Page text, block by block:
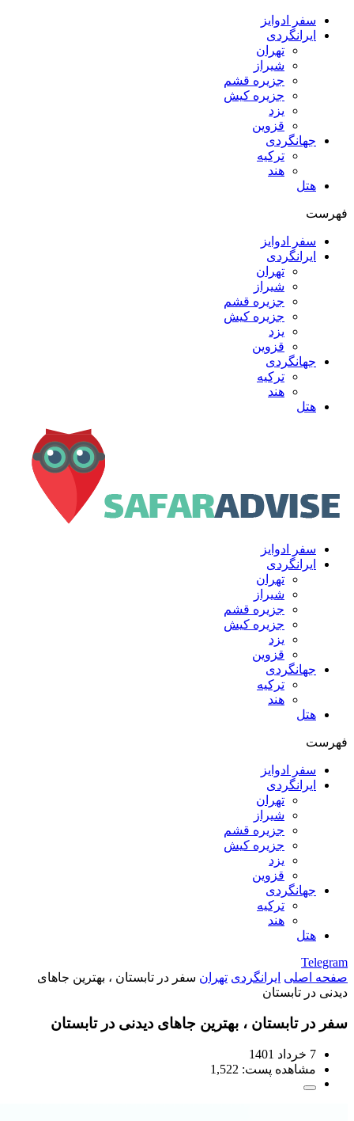
سفر ادوایز
ایرانگردی
تهران
شیراز
جزیره قشم
جزیره کیش
یزد
قزوین
جهانگردی
ترکیه
هند
هتل
فهرست
سفر ادوایز
ایرانگردی
تهران
شیراز
جزیره قشم
جزیره کیش
یزد
قزوین
جهانگردی
ترکیه
هند
هتل
سفر ادوایز
ایرانگردی
تهران
شیراز
جزیره قشم
جزیره کیش
یزد
قزوین
جهانگردی
ترکیه
هند
هتل
فهرست
سفر ادوایز
ایرانگردی
تهران
شیراز
جزیره قشم
جزیره کیش
یزد
قزوین
جهانگردی
ترکیه
هند
هتل
Telegram
صفحه اصلی ایرانگردی تهران سفر در تابستان ، بهترین جاهای
دیدنی در تابستان
سفر در تابستان ، بهترین جاهای دیدنی در تابستان
7 خرداد 1401
مشاهده پست: 1,522